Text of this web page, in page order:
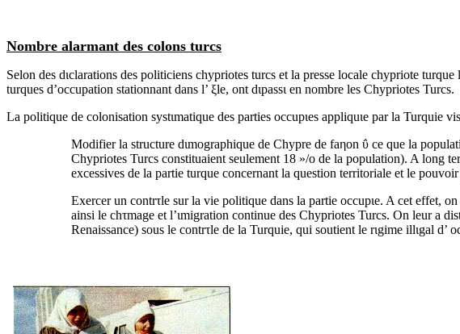
Nombre alarmant des colons turcs
Selon des dιclarations des politiciens chypriotes turcs et la presse locale chypriote
turques d’occupation stationnant dans l’ ξle, ont dιpassι en nombre les Chypriotes Turcs.
La politique de colonisation systιmatique des parties occupιes appliquιe par la Turquie
Modifier la structure dιmographique de Chypre de faηon ΰ ce que la
Chypriotes Turcs constituaient seulement 18 »/o de la population). A long
excessives de la partie turque concernant la question territoriale et le
Exercer un contrτle sur la vie politique dans la partie occupιe. A cet effet,
ainsi le chτmage et l’ιmigration continue des Chypriotes Turcs. On leur a
Renaissance) sous le contrτle de la Turquie, qui soutient le rιgime illιgal d’